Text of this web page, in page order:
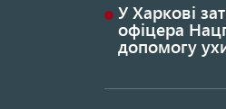
У Харкові
офіцера
допомогу